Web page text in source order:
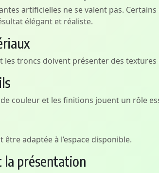
artificielles ne se valent pas.
élégant et réaliste.
les troncs doivent présenter des textures
couleur et les finitions jouent un rôle
être adaptée à l’espace disponible.
la présentation